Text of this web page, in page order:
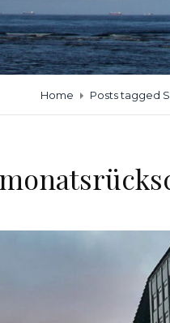
Home Posts tagged